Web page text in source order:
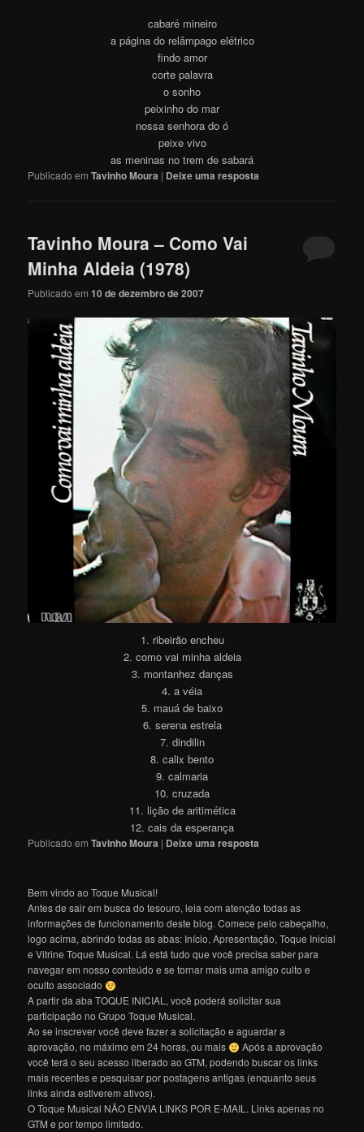
cabaré mineiro
a página do relâmpago elétrico
findo amor
corte palavra
o sonho
peixinho do mar
nossa senhora do ó
peixe vivo
as meninas no trem de sabará
Publicado em Tavinho Moura | Deixe uma resposta
Tavinho Moura – Como Vai
Minha Aldeia (1978)
Publicado em10 de dezembro de 2007
1. ribeirão encheu
2. como vai minha aldeia
3. montanhez danças
4. a véia
5. mauá de baixo
6. serena estrela
7. dindilin
8. calix bento
9. calmaria
10. cruzada
11. lição de aritimética
12. cais da esperança
Publicado em Tavinho Moura | Deixe uma resposta
Bem vindo ao Toque Musical!
Antes de sair em busca do tesouro, leia com atenção todas as
informações de funcionamento deste blog. Comece pelo cabeçalho,
logo acima, abrindo todas as abas: Início, Apresentação, Toque Inicial
e Vitrine Toque Musical. Lá está tudo que você precisa saber para
navegar em nosso conteúdo e se tornar mais uma amigo culto e
oculto associado
A partir da aba TOQUE INICIAL, você poderá solicitar sua
participação no Grupo Toque Musical.
Ao se inscrever você deve fazer a solicitação e aguardar a
aprovação, no máximo em 24 horas, ou mais
Após a aprovação
você terá o seu acesso liberado ao GTM, podendo buscar os links
mais recentes e pesquisar por postagens antigas (enquanto seus
links ainda estiverem ativos).
O Toque Musical NÃO ENVIA LINKS POR E-MAIL. Links apenas no
GTM e por tempo limitado.